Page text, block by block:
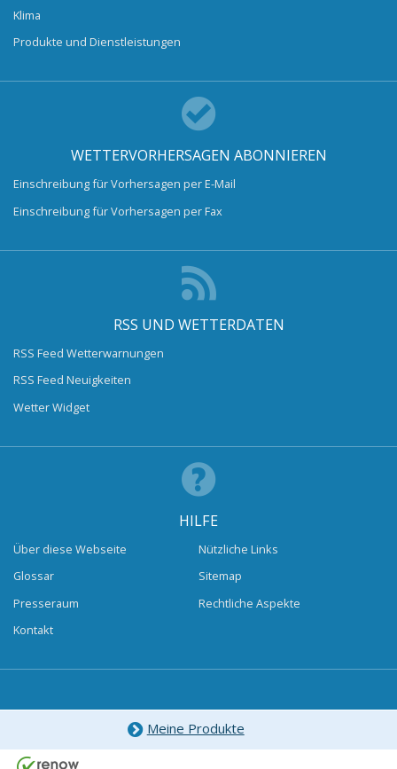
Klima
Produkte und Dienstleistungen
WETTERVORHERSAGEN ABONNIEREN
Einschreibung für Vorhersagen per E-Mail
Einschreibung für Vorhersagen per Fax
RSS UND WETTERDATEN
RSS Feed Wetterwarnungen
RSS Feed Neuigkeiten
Wetter Widget
HILFE
Über diese Webseite
Glossar
Presseraum
Kontakt
Nützliche Links
Sitemap
Rechtliche Aspekte
Meine Produkte